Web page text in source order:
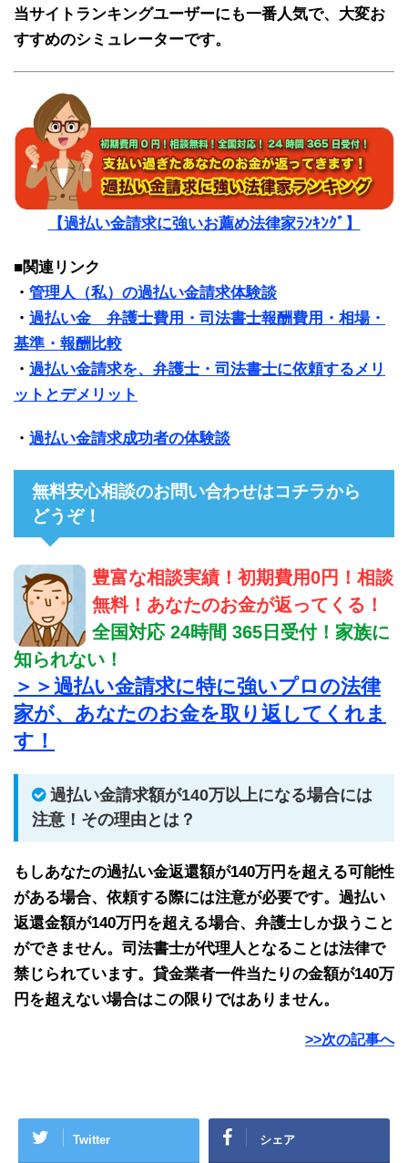
当サイトランキングユーザーにも一番人気で、大変お
すすめのシミュレーターです。
【過払い金請求に強いお薦め法律家ﾗﾝｷﾝｸﾞ】
■関連リンク
・ 管理人（私）の過払い金請求体験談
・ 過払い金 弁護士費用・司法書士報酬費用・相場・
基準・報酬比較
・ 過払い金請求を、弁護士・司法書士に依頼するメリ
ットとデメリット
・ 過払い金請求成功者の体験談
無料安心相談のお問い合わせはコチラから
どうぞ！
豊富な相談実績！初期費用0円！相談
無料！あなたのお金が返ってくる！
全国対応 24時間 365日受付！家族に
知られない！
＞＞過払い金請求に特に強いプロの法律
家が、あなたのお金を取り返してくれま
す！
過払い金請求額が140万以上になる場合には
注意！その理由とは？
もしあなたの過払い金返還額が140万円を超える可能性
がある場合、依頼する際には注意が必要です。過払い
返還金額が140万円を超える場合、弁護士しか扱うこと
ができません。司法書士が代理人となることは法律で
禁じられています。貸金業者一件当たりの金額が140万
円を超えない場合はこの限りではありません。
>>次の記事へ
Twitter シェア